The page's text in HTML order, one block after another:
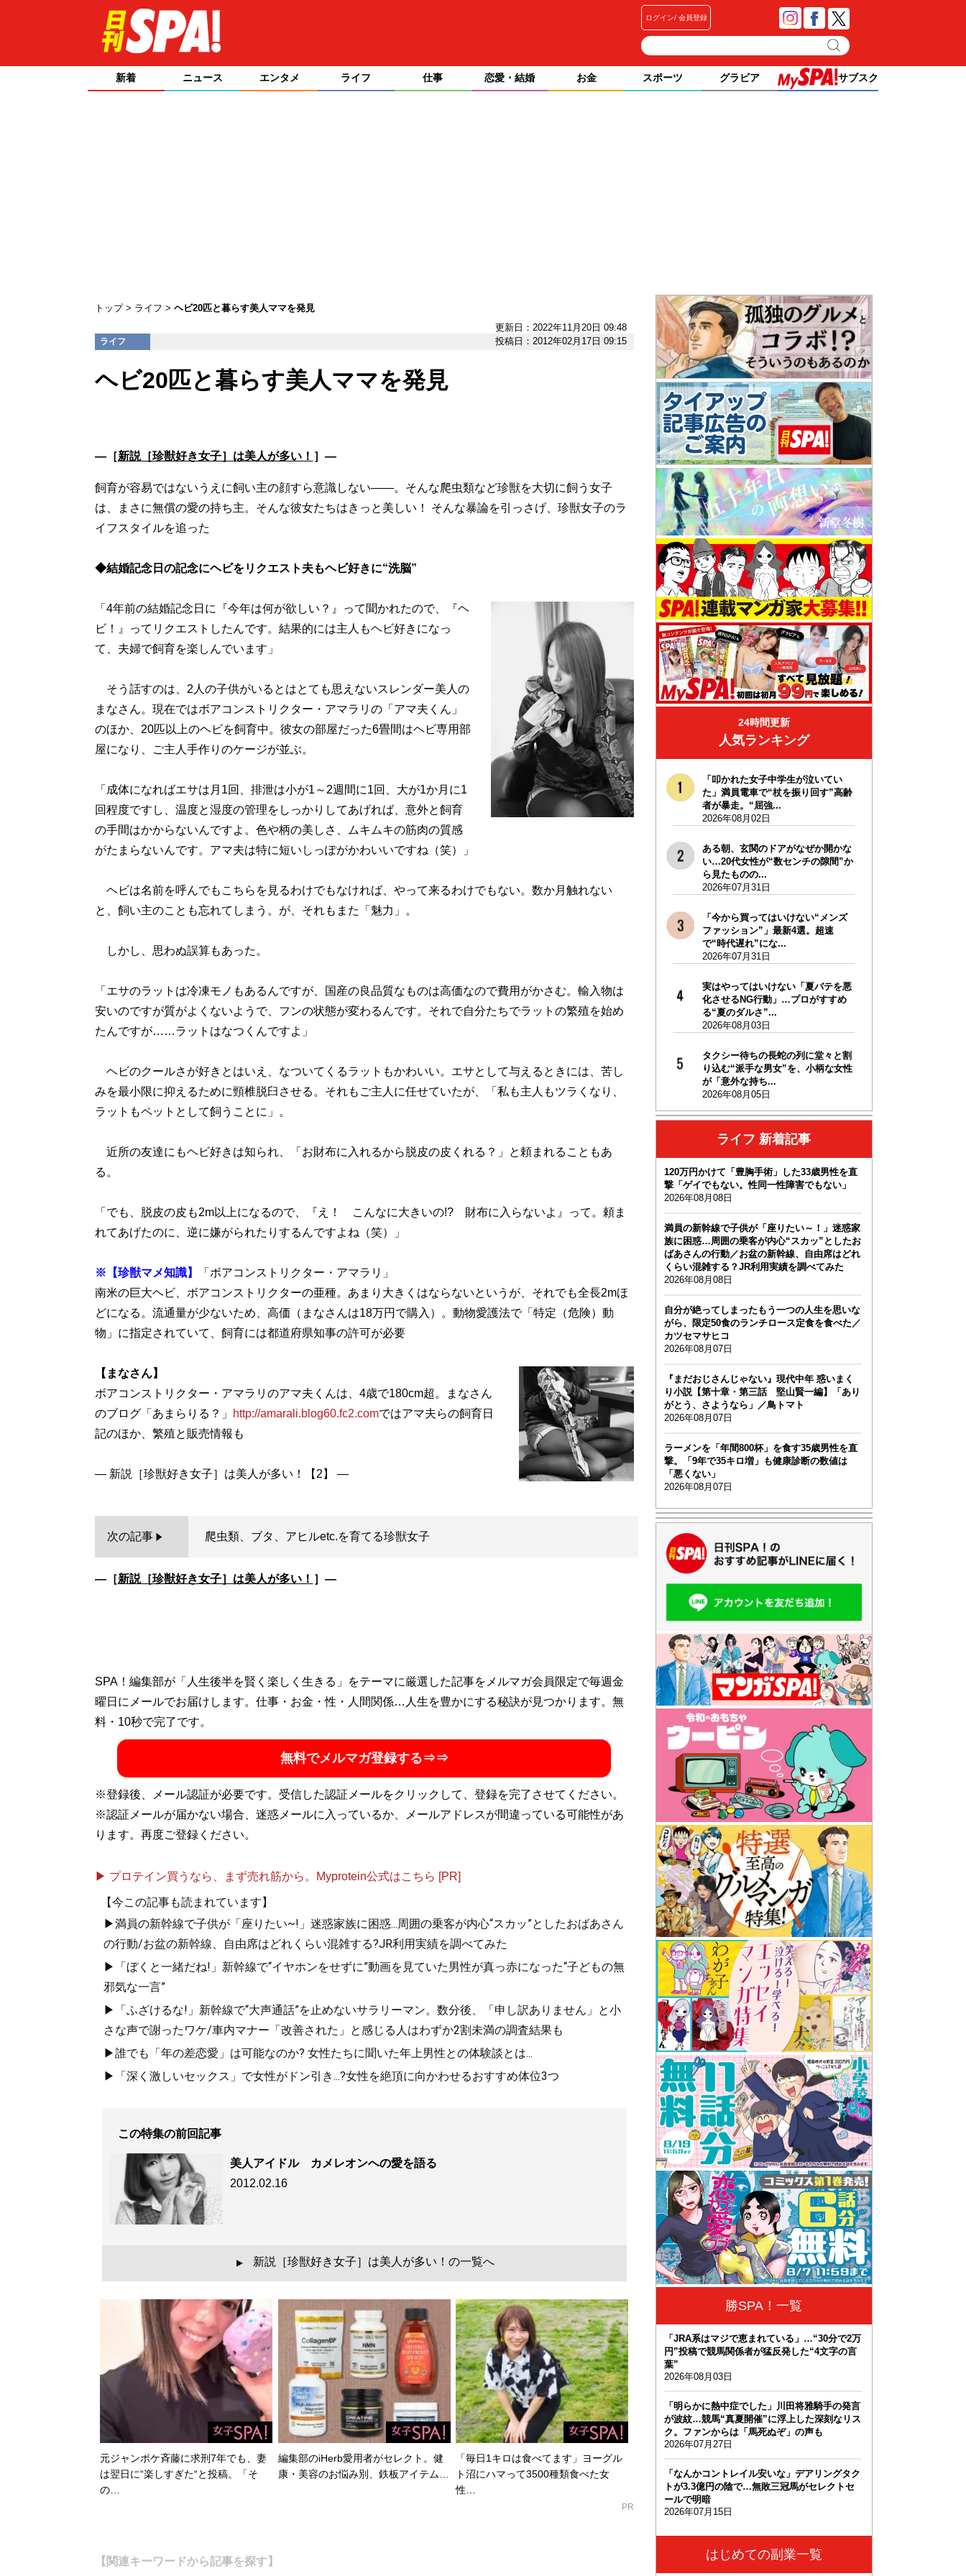
ログイン 会員登録
新着 ニュース エンタメ ライフ 仕事 恋愛・結婚 お金 スポーツ グラビア サブスク
トップ ライフ
ヘビ20匹と暮らす美人ママを発見
更新日：2022年11月20日 09:48
ライフ 投稿日：2012年02月17日 09:15
ヘビ20匹と暮らす美人ママを発見
―［新説［珍獣好き女子］は美人が多い！ ］―
飼育が容易ではないうえに飼い主の顔すら意識しない――。そんな爬虫類など珍獣を大切に飼う女子
は、まさに無償の愛の持ち主。そんな彼女たちはきっと美しい！ そんな暴論を引っさげ、珍獣女子のラ
イフスタイルを追った
◆結婚記念日の記念にヘビをリクエスト夫もヘビ好きに“洗脳”
「4年前の結婚記念日に『今年は何が欲しい？』って聞かれたので、『ヘ
ビ！』ってリクエストしたんです。結果的には主人もヘビ好きになっ
て、夫婦で飼育を楽しんでいます」
そう話すのは、2人の子供がいるとはとても思えないスレンダー美人の
まなさん。現在ではボアコンストリクター・アマラリの「アマ夫くん」
のほか、20匹以上のヘビを飼育中。彼女の部屋だった6畳間はヘビ専用部
屋になり、ご主人手作りのケージが並ぶ。
「成体になればエサは月1回、排泄は小が1～2週間に1回、大が1か月に1
回程度ですし、温度と湿度の管理をしっかりしてあげれば、意外と飼育
の手間はかからないんですよ。色や柄の美しさ、ムキムキの筋肉の質感
がたまらないんです。アマ夫は特に短いしっぽがかわいいですね（笑）」
ヘビは名前を呼んでもこちらを見るわけでもなければ、やって来るわけでもない。数か月触れない
と、飼い主のことも忘れてしまう。が、それもまた「魅力」。
しかし、思わぬ誤算もあった。
「エサのラットは冷凍モノもあるんですが、国産の良品質なものは高価なので費用がかさむ。輸入物は
安いのですが質がよくないようで、フンの状態が変わるんです。それで自分たちでラットの繁殖を始め
たんですが……ラットはなつくんですよ」
ヘビのクールさが好きとはいえ、なついてくるラットもかわいい。エサとして与えるときには、苦し
みを最小限に抑えるために頸椎脱臼させる。それもご主人に任せていたが、「私も主人もツラくなり、
ラットもペットとして飼うことに」。
近所の友達にもヘビ好きは知られ、「お財布に入れるから脱皮の皮くれる？」と頼まれることもあ
る。
「でも、脱皮の皮も2m以上になるので、『え！ こんなに大きいの!? 財布に入らないよ』って。頼ま
れてあげたのに、逆に嫌がられたりするんですよね（笑）」
※【珍獣マメ知識】
「ボアコンストリクター・アマラリ」
南米の巨大ヘビ、ボアコンストリクターの亜種。あまり大きくはならないというが、それでも全長2mほ
どになる。流通量が少ないため、高価（まなさんは18万円で購入）。動物愛護法で「特定（危険）動
物」に指定されていて、飼育には都道府県知事の許可が必要
【まなさん】
ボアコンストリクター・アマラリのアマ夫くんは、4歳で180cm超。まなさん
のブログ「あまらりる？」
http://amarali.blog60.fc2.comではアマ夫らの飼育日
記のほか、繁殖と販売情報も
― 新説［珍獣好き女子］は美人が多い！【2】 ―
次の記事 爬虫類、ブタ、アヒルetc.を育てる珍獣女子
―［新説［珍獣好き女子］は美人が多い！ ］―
SPA！編集部が「人生後半を賢く楽しく生きる」をテーマに厳選した記事をメルマガ会員限定で毎週金
曜日にメールでお届けします。仕事・お金・性・人間関係…人生を豊かにする秘訣が見つかります。無
料・10秒で完了です。
無料でメルマガ登録する⇒⇒
※登録後、メール認証が必要です。受信した認証メールをクリックして、登録を完了させてください。
※認証メールが届かない場合、迷惑メールに入っているか、メールアドレスが間違っている可能性があ
ります。再度ご登録ください。
▶ プロテイン買うなら、まず売れ筋から。Myprotein公式はこちら [PR]
【今この記事も読まれています】
▶満員の新幹線で子供が「座りたい~!」迷惑家族に困惑...周囲の乗客が内心“スカッ”としたおばあさん
の行動/お盆の新幹線、自由席はどれくらい混雑する?JR利用実績を調べてみた
▶「ぼくと一緒だね!」新幹線で“イヤホンをせずに”動画を見ていた男性が真っ赤になった“子どもの無
邪気な一言”
▶「ふざけるな!」新幹線で“大声通話”を止めないサラリーマン。数分後、「申し訳ありません」と小
さな声で謝ったワケ/車内マナー「改善された」と感じる人はわずか2割未満の調査結果も
▶誰でも「年の差恋愛」は可能なのか? 女性たちに聞いた年上男性との体験談とは...
▶「深く激しいセックス」で女性がドン引き...?女性を絶頂に向かわせるおすすめ体位3つ
この特集の前回記事
美人アイドル カメレオンへの愛を語る
2012.02.16
▲ 新説［珍獣好き女子］は美人が多い！の一覧へ
元ジャンポケ斉藤に求刑7年でも、妻
は翌日に“楽しすぎた“と投稿。「そ
の…
編集部のiHerb愛用者がセレクト。健
康・美容のお悩み別、鉄板アイテム…
「毎日1キロは食べてます」ヨーグル
ト沼にハマって3500種類食べた女
性…
PR
【関連キーワードから記事を探す】
24時間更新
人気ランキング
「叩かれた女子中学生が泣いてい
た」満員電車で“杖を振り回す”高齢
者が暴走。“屈強...
2026年08月02日
ある朝、玄関のドアがなぜか開かな
い…20代女性が“数センチの隙間”か
ら見たものの...
2026年07月31日
「今から買ってはいけない“メンズ
ファッション”」最新4選。超速
で“時代遅れ”にな...
2026年07月31日
実はやってはいけない「夏バテを悪
化させるNG行動」…プロがすすめ
る“夏のダルさ”...
2026年08月03日
タクシー待ちの長蛇の列に堂々と割
り込む“派手な男女”を、小柄な女性
が「意外な持ち...
2026年08月05日
ライフ 新着記事
120万円かけて「豊胸手術」した33歳男性を直
撃「ゲイでもない。性同一性障害でもない」
2026年08月08日
満員の新幹線で子供が「座りたい～！」迷惑家
族に困惑…周囲の乗客が内心“スカッ”としたお
ばあさんの行動／お盆の新幹線、自由席はどれ
くらい混雑する？JR利用実績を調べてみた
2026年08月08日
自分が絶ってしまったもう一つの人生を思いな
がら、限定50食のランチロース定食を食べた／
カツセマサヒコ
2026年08月07日
『まだおじさんじゃない』現代中年 惑いまく
り小説【第十章・第三話 堅山賢一編】「あり
がとう、さようなら」／鳥トマト
2026年08月07日
ラーメンを「年間800杯」を食す35歳男性を直
撃。「9年で35キロ増」も健康診断の数値は
「悪くない」
2026年08月07日
勝SPA！一覧
「JRA系はマジで恵まれている」…“30分で2万
円”投稿で競馬関係者が猛反発した“4文字の言
葉”
2026年08月03日
「明らかに熱中症でした」川田将雅騎手の発言
が波紋…競馬“真夏開催”に浮上した深刻なリス
ク。ファンからは「馬死ぬぞ」の声も
2026年07月27日
「なんかコントレイル安いな」デアリングタク
トが3.3億円の陰で…無敗三冠馬がセレクトセ
ールで明暗
2026年07月15日
はじめての副業一覧